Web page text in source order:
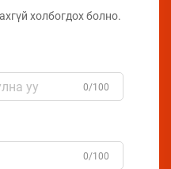
холбогдох болно.
0/100
0/100